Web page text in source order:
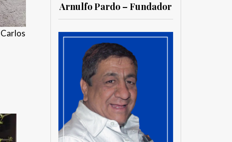
Arnulfo Pardo – Fundador